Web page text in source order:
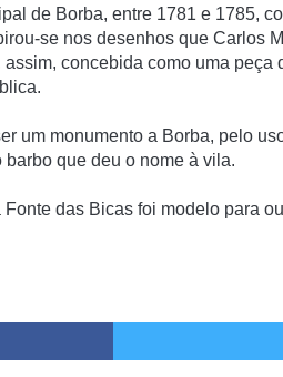
de Borba, entre 1781 e 1785,
se nos desenhos que Carlos
concebida como uma
um monumento a Borba, pelo
que deu o nome à vila.
das Bicas foi modelo para
INFORMAÇÕES